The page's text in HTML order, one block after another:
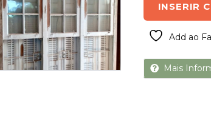
INSERIR
Add ao
Mais